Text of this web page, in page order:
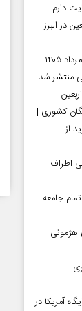
دارم
در البرز
منتشر شد
کشوری |
از
اطراف
جامعه
هژمونی
آمریکا در